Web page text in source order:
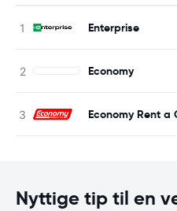
Enterprise
Economy
Economy Rent a
Nyttige tip til en